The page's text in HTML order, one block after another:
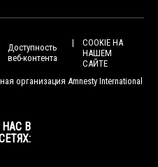
Доступность
веб-контента
COOKIE НА
НАШЕМ
САЙТЕ
организация Amnesty International
В